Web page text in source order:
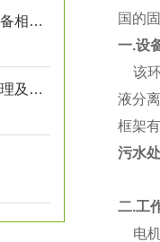
口腔牙科污水处理设备与传统设备相比的优势介绍
口腔牙科污水处理设备的工作原理及出故障时需采取的措施介绍
国的
一.设
该
液分
框架
污水
二.工
电